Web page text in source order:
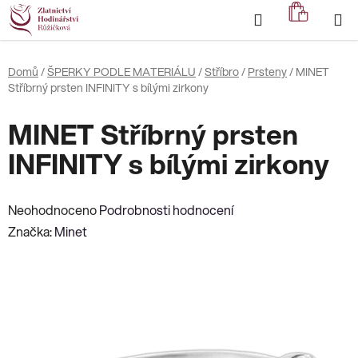
Přejít
na
obsah
Hledat
KOŠÍK
Domů /ŠPERKY PODLE MATERIÁLU /Stříbro/ Prsteny/ MINET
Stříbrný prsten INFINITY s bílými zirkony
MINET Stříbrný prsten
INFINITY s bílými zirkony
Průměrné
hodnocení
NeohodnocenoPodrobnosti hodnocení
Značka:Minet